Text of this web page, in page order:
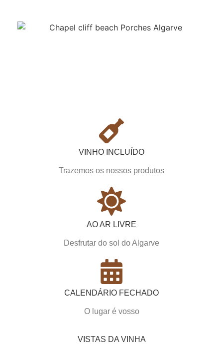
VINHO INCLUÍDO
Trazemos os nossos produtos
AO AR LIVRE
Desfrutar do sol do Algarve
CALENDÁRIO FECHADO
O lugar é vosso
VISTAS DA VINHA